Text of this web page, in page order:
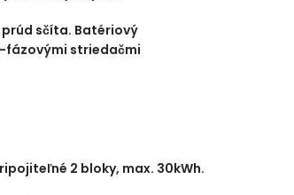
sčíta. Batériový
fázovými striedačmi
2 bloky, max. 30kWh.